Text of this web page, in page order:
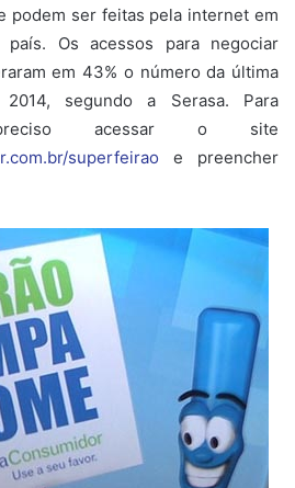
podem ser feitas pela internet em
Os acessos para negociar
em 43% o número da última
segundo a Serasa. Para
acessar o site
superfeirao e preencher